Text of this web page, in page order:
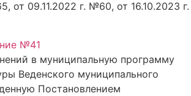
от 09.11.2022 г. №60, от 16.10.2023 г.
№41
в муниципальную программу
Веденского муниципального
Постановлением